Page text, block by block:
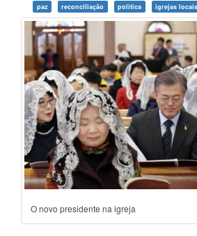
paz reconciliação política igrejas locais
O novo presidente na igreja